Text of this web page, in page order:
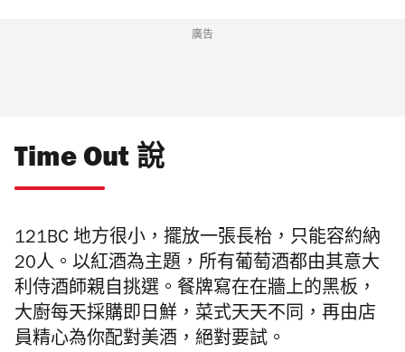
廣告
Time Out 說
121BC 地方很小，擺放一張長枱，只能容約納
20人。以紅酒為主題，所有葡萄酒都由其意大
利侍酒師親自挑選。餐牌寫在在牆上的黑板，
大廚每天採購即日鮮，菜式天天不同，再由店
員精心為你配對美酒，絕對要試。